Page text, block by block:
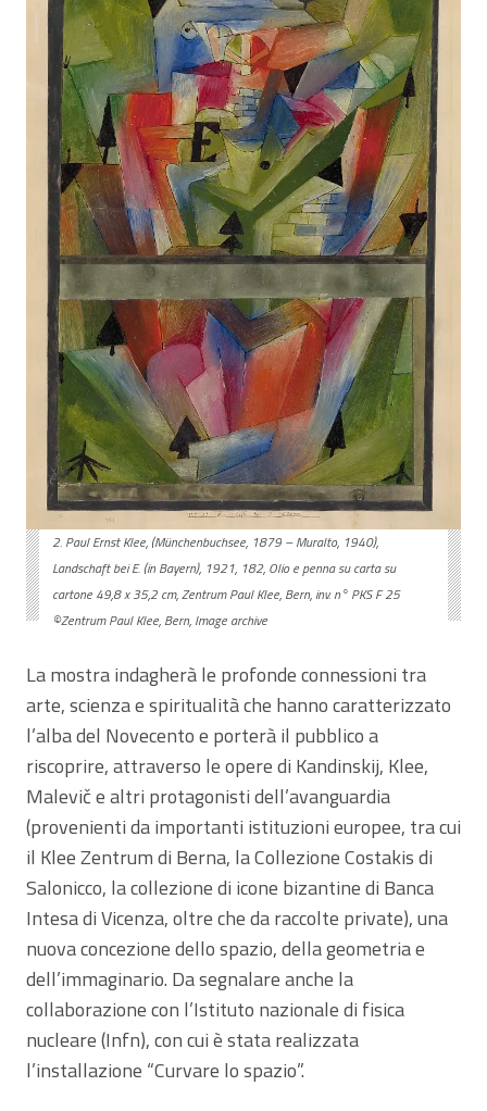
2. Paul Ernst Klee, (Münchenbuchsee, 1879 – Muralto, 1940),
Landschaft bei E. (in Bayern), 1921, 182, Olio e penna su carta su
cartone 49,8 x 35,2 cm, Zentrum Paul Klee, Bern, inv. n° PKS F 25
©Zentrum Paul Klee, Bern, Image archive
La mostra indagherà le profonde connessioni tra
arte, scienza e spiritualità che hanno caratterizzato
l’alba del Novecento e porterà il pubblico a
riscoprire, attraverso le opere di Kandinskij, Klee,
Malevič e altri protagonisti dell’avanguardia
(provenienti da importanti istituzioni europee, tra cui
il Klee Zentrum di Berna, la Collezione Costakis di
Salonicco, la collezione di icone bizantine di Banca
Intesa di Vicenza, oltre che da raccolte private), una
nuova concezione dello spazio, della geometria e
dell’immaginario. Da segnalare anche la
collaborazione con l’Istituto nazionale di fisica
nucleare (Infn), con cui è stata realizzata
l’installazione “Curvare lo spazio”.